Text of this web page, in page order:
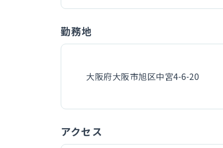
勤務地
大阪府大阪市旭区中宮4-6-20
アクセス